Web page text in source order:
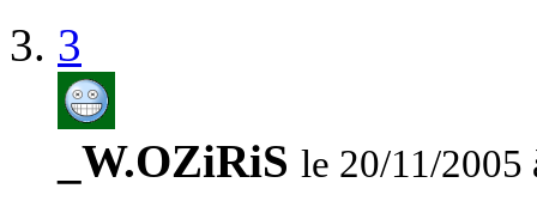
3
_W.OZiRiS le 20/11/2005